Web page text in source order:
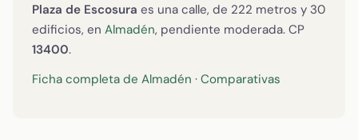
Plaza de Escosura es una calle, de 222 metros y 30
edificios, en Almadén, pendiente moderada. CP
13400.
Ficha completa de Almadén · Comparativas